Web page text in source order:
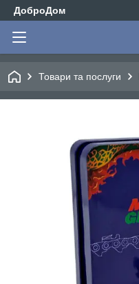
ДоброДом
Товари та послуги